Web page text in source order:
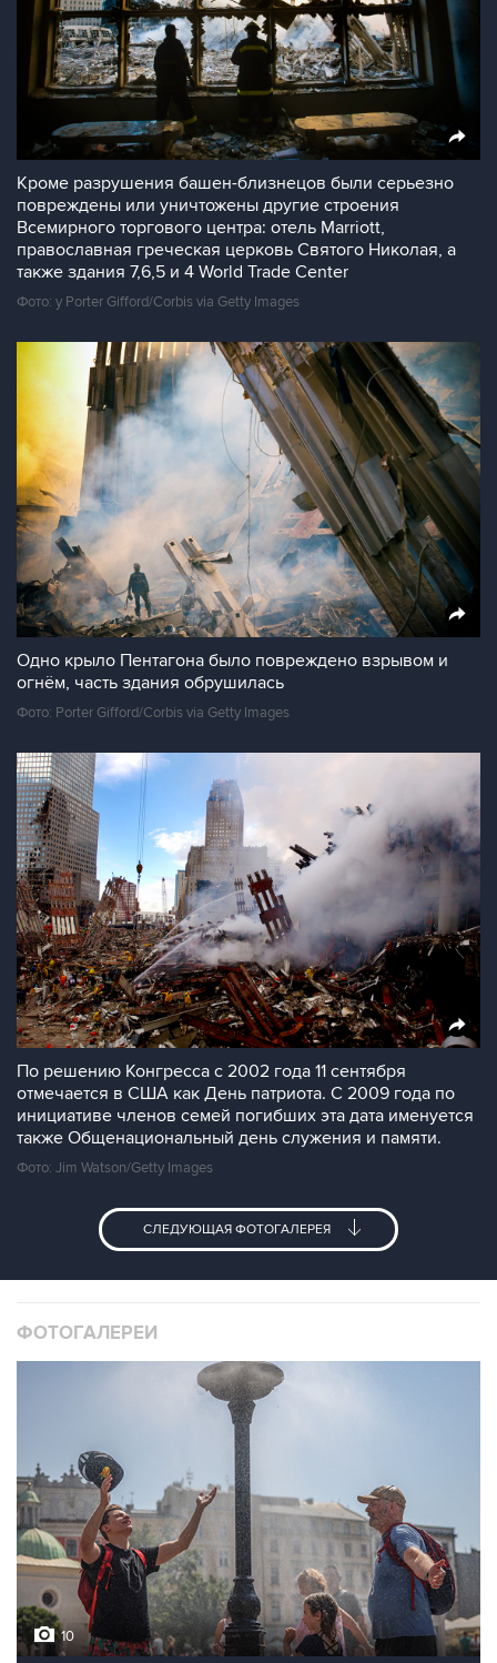
Кроме разрушения башен-близнецов были серьезно
повреждены или уничтожены другие строения
Всемирного торгового центра: отель Marriott,
православная греческая церковь Святого Николая, а
также здания 7,6,5 и 4 World Trade Center
Фото: y Porter Gifford/Corbis via Getty Images
Одно крыло Пентагона было повреждено взрывом и
огнём, часть здания обрушилась
Фото: Porter Gifford/Corbis via Getty Images
По решению Конгресса с 2002 года 11 сентября
отмечается в США как День патриота. С 2009 года по
инициативе членов семей погибших эта дата именуется
также Общенациональный день служения и памяти.
Фото: Jim Watson/Getty Images
СЛЕДУЮЩАЯ ФОТОГАЛЕРЕЯ
ФОТОГАЛЕРЕИ
10